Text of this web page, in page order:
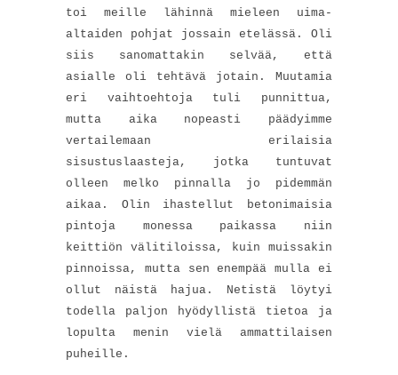
toi meille lähinnä mieleen uima-
altaiden pohjat jossain etelässä. Oli
siis sanomattakin selvää, että
asialle oli tehtävä jotain. Muutamia
eri vaihtoehtoja tuli punnittua,
mutta aika nopeasti päädyimme
vertailemaan erilaisia
sisustuslaasteja, jotka tuntuvat
olleen melko pinnalla jo pidemmän
aikaa. Olin ihastellut betonimaisia
pintoja monessa paikassa niin
keittiön välitiloissa, kuin muissakin
pinnoissa, mutta sen enempää mulla ei
ollut näistä hajua. Netistä löytyi
todella paljon hyödyllistä tietoa ja
lopulta menin vielä ammattilaisen
puheille.